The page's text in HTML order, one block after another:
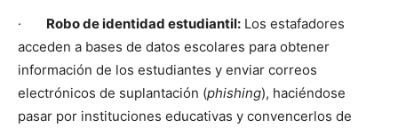
· Robo de identidad estudiantil: Los estafadores
acceden a bases de datos escolares para obtener
información de los estudiantes y enviar correos
electrónicos de suplantación (phishing), haciéndose
pasar por instituciones educativas y convencerlos de